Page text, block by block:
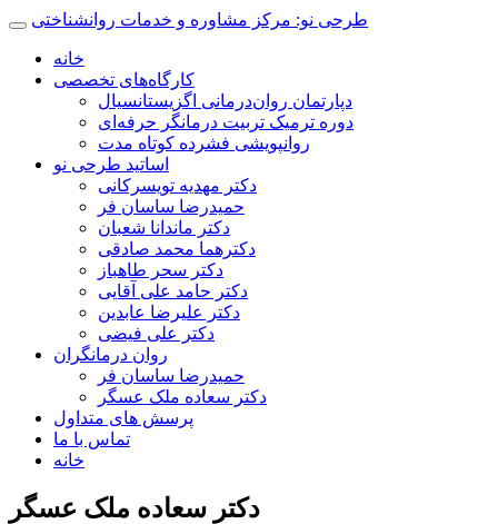
طرحی نو: مرکز مشاوره و خدمات روانشناختی
خانه
کارگاه‌های تخصصی
دپارتمان روان‌درمانی اگزیستانسیال
دوره ترمیک تربیت درمانگر حرفه‌ای
روانپویشی فشرده کوتاه مدت
اساتید طرحی نو
دکتر مهدیه تویسرکانی
حمیدرضا ساسان فر
دکتر ماندانا شعبان
دکترهما محمد صادقی
دکتر سحر طاهباز
دکتر حامد علی آقایی
دکتر علیرضا عابدین
دکتر علی فیضی
روان درمانگران
حمیدرضا ساسان فر
دکتر سعاده ملک عسگر
پرسش های متداول
تماس با ما
خانه
دکتر سعاده ملک عسگر